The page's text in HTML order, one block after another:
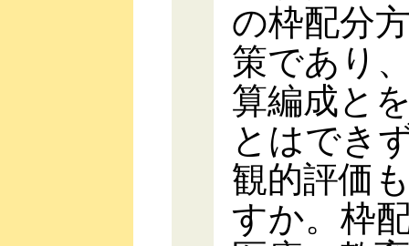
の枠配分
策であり
算編成と
とはでき
観的評価
すか。枠